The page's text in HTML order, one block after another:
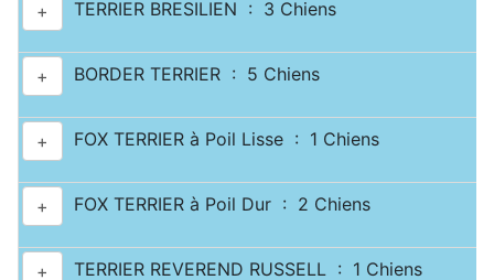
+ TERRIER BRESILIEN : 3 Chiens
+ BORDER TERRIER : 5 Chiens
+ FOX TERRIER à Poil Lisse : 1 Chiens
+ FOX TERRIER à Poil Dur : 2 Chiens
+ TERRIER REVEREND RUSSELL : 1 Chiens